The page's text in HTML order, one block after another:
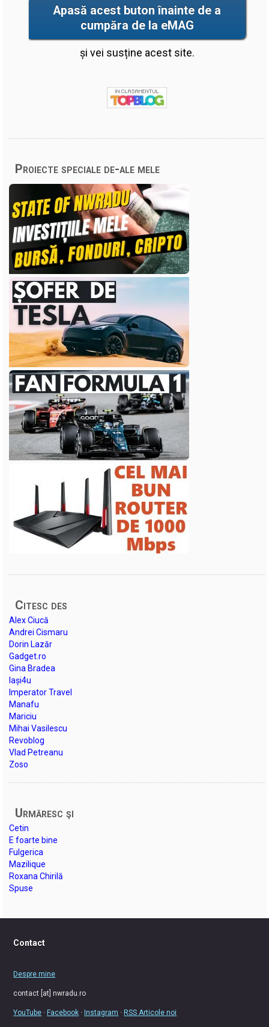
Apasă acest buton înainte de a
cumpăra de la eMAG
și vei susține acest site.
Proiecte speciale de-ale mele
Citesc des
Alex Ciucă
Andrei Cismaru
Dorin Lazăr
Gadget.ro
Gina Bradea
Iași4u
Imperator Travel
Manafu
Mariciu
Mihai Vasilescu
Revoblog
Vlad Petreanu
Zoso
Urmăresc şi
Cetin
E foarte bine
Fulgerica
Mazilique
Roxana Chirilă
Spuse
Contact
Despre mine
contact [at] nwradu.ro
YouTube · Facebook · Instagram · RSS Articole noi